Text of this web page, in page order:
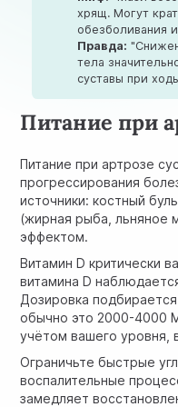
хрящ. Могут
обезболивания
Правда:
тела
суставы при
Питание при
Питание при артрозе
прогрессирования
источники: костный
(жирная рыба, льняное
эффектом.
Витамин D критически
витамина D
Дозировка
обычно это 2000-4000
учётом вашего уровня,
Ограничьте быстрые
воспалительные
замедляет